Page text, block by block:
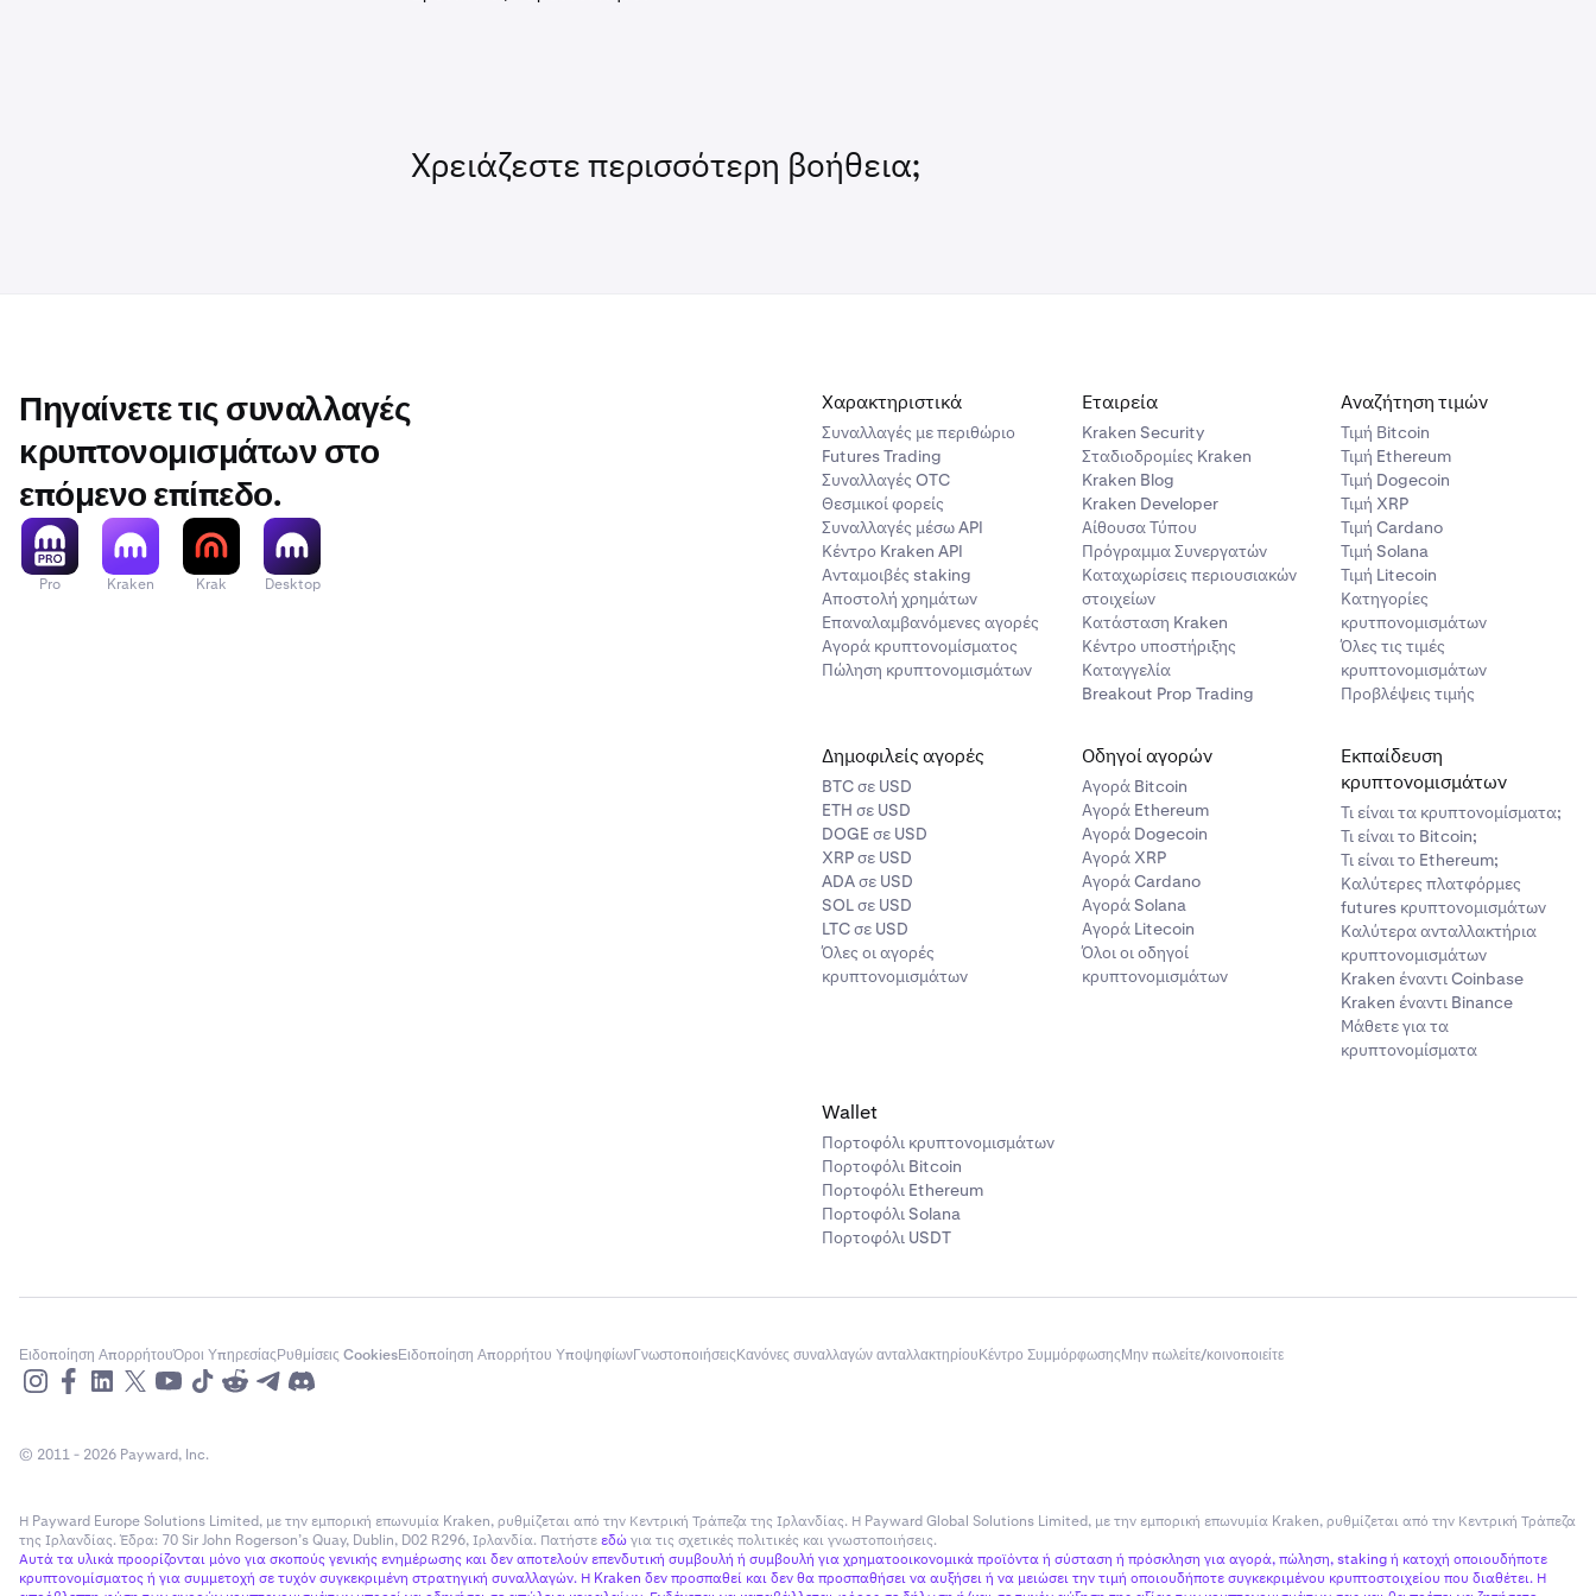
Χρειάζεστε περισσότερη βοήθεια;
Πηγαίνετε τις συναλλαγές
κρυπτονομισμάτων στο
επόμενο επίπεδο.
Pro Kraken Krak Desktop
Χαρακτηριστικά
Συναλλαγές με περιθώριο
Futures Trading
Συναλλαγές OTC
Θεσμικοί φορείς
Συναλλαγές μέσω API
Κέντρο Kraken API
Ανταμοιβές staking
Αποστολή χρημάτων
Επαναλαμβανόμενες αγορές
Αγορά κρυπτονομίσματος
Πώληση κρυπτονομισμάτων
Εταιρεία
Kraken Security
Σταδιοδρομίες Kraken
Kraken Blog
Kraken Developer
Αίθουσα Τύπου
Πρόγραμμα Συνεργατών
Καταχωρίσεις περιουσιακών
στοιχείων
Κατάσταση Kraken
Κέντρο υποστήριξης
Καταγγελία
Breakout Prop Trading
Αναζήτηση τιμών
Τιμή Βitcoin
Τιμή Ethereum
Τιμή Dogecoin
Τιμή XRP
Τιμή Cardano
Τιμή Solana
Τιμή Litecoin
Κατηγορίες
κρυτπονομισμάτων
Όλες τις τιμές
κρυπτονομισμάτων
Προβλέψεις τιμής
Δημοφιλείς αγορές
BTC σε USD
ETH σε USD
DOGE σε USD
XRP σε USD
ADA σε USD
SOL σε USD
LTC σε USD
Όλες οι αγορές
κρυπτονομισμάτων
Οδηγοί αγορών
Αγορά Bitcoin
Αγορά Ethereum
Αγορά Dogecoin
Αγορά XRP
Αγορά Cardano
Αγορά Solana
Αγορά Litecoin
Όλοι οι οδηγοί
κρυπτονομισμάτων
Εκπαίδευση
κρυπτονομισμάτων
Τι είναι τα κρυπτονομίσματα;
Τι είναι το Bitcoin;
Τι είναι το Ethereum;
Καλύτερες πλατφόρμες
futures κρυπτονομισμάτων
Καλύτερα ανταλλακτήρια
κρυπτονομισμάτων
Kraken έναντι Coinbase
Kraken έναντι Binance
Μάθετε για τα
κρυπτονομίσματα
Wallet
Πορτοφόλι κρυπτονομισμάτων
Πορτοφόλι Bitcoin
Πορτοφόλι Ethereum
Πορτοφόλι Solana
Πορτοφόλι USDT
Ειδοποίηση ΑπορρήτουΌροι ΥπηρεσίαςΡυθμίσεις CookiesΕιδοποίηση Απορρήτου ΥποψηφίωνΓνωστοποιήσειςΚανόνες συναλλαγών ανταλλακτηρίουΚέντρο ΣυμμόρφωσηςΜην πωλείτε/κοινοποιείτε
© 2011 - 2026 Payward, Inc.
Η Payward Europe Solutions Limited, με την εμπορική επωνυμία Kraken, ρυθμίζεται από την Κεντρική Τράπεζα της Ιρλανδίας. Η Payward Global Solutions Limited, με την εμπορική επωνυμία Kraken, ρυθμίζεται από την Κεντρική Τράπεζα
της Ιρλανδίας. Έδρα: 70 Sir John Rogerson’s Quay, Dublin, D02 R296, Ιρλανδία. Πατήστεεδώγια τις σχετικές πολιτικές και γνωστοποιήσεις.
Αυτά τα υλικά προορίζονται μόνο για σκοπούς γενικής ενημέρωσης και δεν αποτελούν επενδυτική συμβουλή ή συμβουλή για χρηματοοικονομικά προϊόντα ή σύσταση ή πρόσκληση για αγορά, πώληση, staking ή κατοχή οποιουδήποτε
κρυπτονομίσματος ή για συμμετοχή σε τυχόν συγκεκριμένη στρατηγική συναλλαγών. Η Kraken δεν προσπαθεί και δεν θα προσπαθήσει να αυξήσει ή να μειώσει την τιμή οποιουδήποτε συγκεκριμένου κρυπτοστοιχείου που διαθέτει. Η